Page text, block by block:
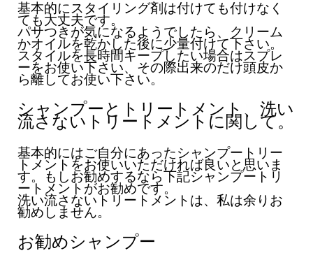
基本的にスタイリング剤は付けても付けなく
ても大丈夫です。
パサつきが気になるようでしたら、クリーム
かオイルを乾かした後に少量付けて下さい。
スタイルを長時間キープしたい場合はスプレ
ーをお使い下さい、その際出来のだけ頭皮か
ら離してお使い下さい。
シャンプーとトリートメント、洗い
流さないトリートメントに関して。
基本的にはご自分にあったシャンプートリー
トメントをお使いいただければ良いと思いま
す。もしお勧めするなら下記シャンプートリ
ートメントがお勧めです。
洗い流さないトリートメントは、私は余りお
勧めしません。
お勧めシャンプー